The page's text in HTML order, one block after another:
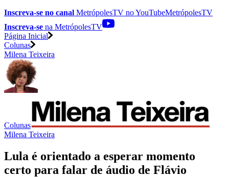
Inscreva-se no canal MetrópolesTV noYouTubeMetrópolesTV
Inscreva-se na MetrópolesTV
Página Inicial
Colunas
Milena Teixeira
Colunas
Milena Teixeira
Lula é orientado a esperar momento
certo para falar de áudio de Flávio